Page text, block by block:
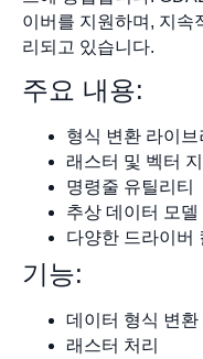
이버를 지원하며, 지속
리되고 있습니다.
주요 내용:
형식 변환 라이브
래스터 및 벡터
명령줄 유틸리티
추상 데이터 모델
다양한 드라이버
기능:
데이터 형식 변환
래스터 처리